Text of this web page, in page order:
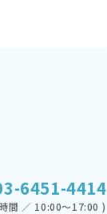
6451-4414
間 ／ 10:00～17:00 )